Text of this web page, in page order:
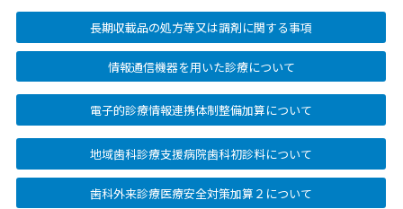
長期収載品の処方等又は調剤に関する事項
情報通信機器を用いた診療について
電子的診療情報連携体制整備加算について
地域歯科診療支援病院歯科初診料について
歯科外来診療医療安全対策加算２について